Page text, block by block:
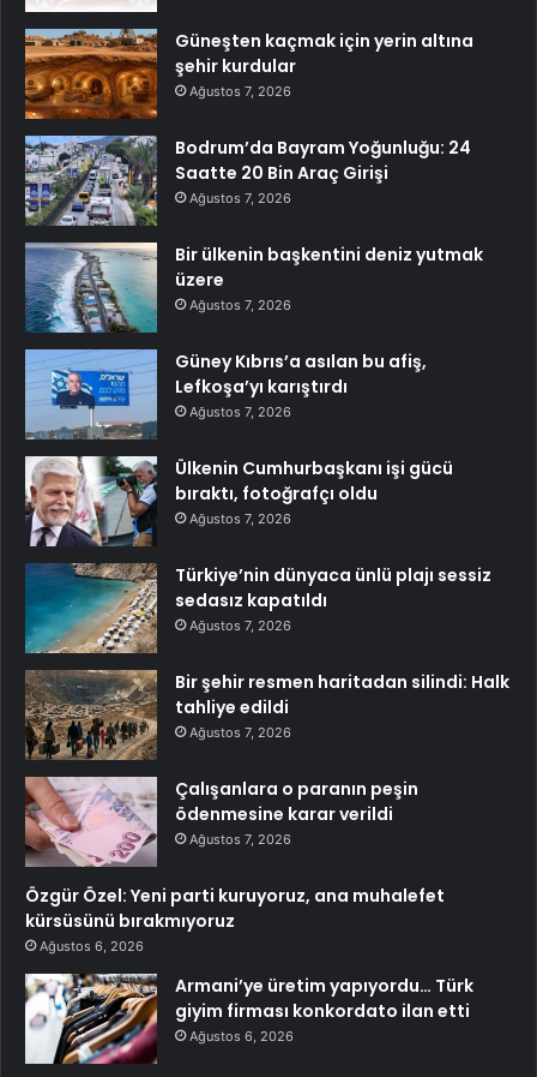
Güneşten kaçmak için yerin altına
şehir kurdular
Ağustos 7, 2026
Bodrum’da Bayram Yoğunluğu: 24
Saatte 20 Bin Araç Girişi
Ağustos 7, 2026
Bir ülkenin başkentini deniz yutmak
üzere
Ağustos 7, 2026
Güney Kıbrıs’a asılan bu afiş,
Lefkoşa’yı karıştırdı
Ağustos 7, 2026
Ülkenin Cumhurbaşkanı işi gücü
bıraktı, fotoğrafçı oldu
Ağustos 7, 2026
Türkiye’nin dünyaca ünlü plajı sessiz
sedasız kapatıldı
Ağustos 7, 2026
Bir şehir resmen haritadan silindi: Halk
tahliye edildi
Ağustos 7, 2026
Çalışanlara o paranın peşin
ödenmesine karar verildi
Ağustos 7, 2026
Özgür Özel: Yeni parti kuruyoruz, ana muhalefet
kürsüsünü bırakmıyoruz
Ağustos 6, 2026
Armani’ye üretim yapıyordu… Türk
giyim firması konkordato ilan etti
Ağustos 6, 2026